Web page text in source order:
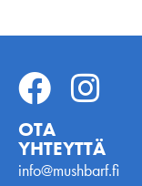
OTA
YHTEYTTÄ
info@mushbarf.fi